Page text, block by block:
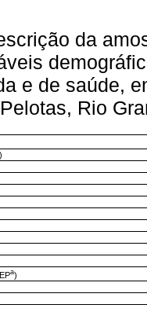
da
e de saúde,
Rio
a)